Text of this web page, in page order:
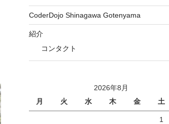
CoderDojo Shinagawa Gotenyama
紹介
コンタクト
2026年8月
月
火 水 木 金 土
1